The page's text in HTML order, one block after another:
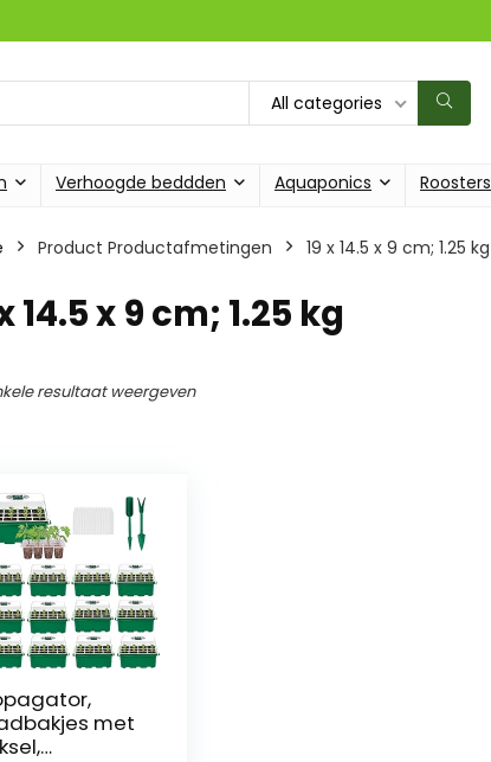
All categories
Verhoogde beddden Aquaponics Roosters
Product Productafmetingen ‎19 x 14.5 x 9 cm; 1.25 kg
14.5 x 9 cm; 1.25 kg
resultaat weergeven
met